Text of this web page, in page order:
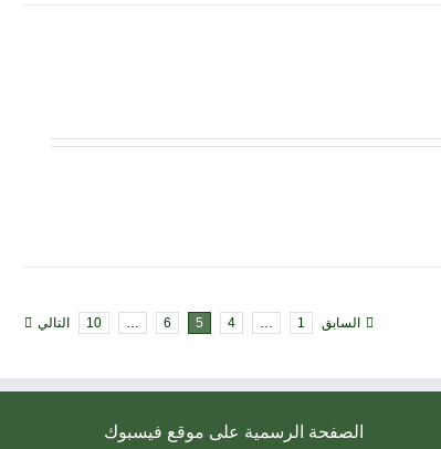
السابق 1
…
4
5
6
…
10 التالي
الصفحة الرسمية على موقع فيسبوك